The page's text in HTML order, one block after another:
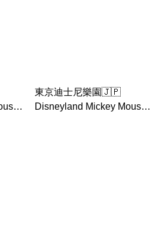
東京迪士尼樂園🇯🇵
Disneyland Mickey Mouse